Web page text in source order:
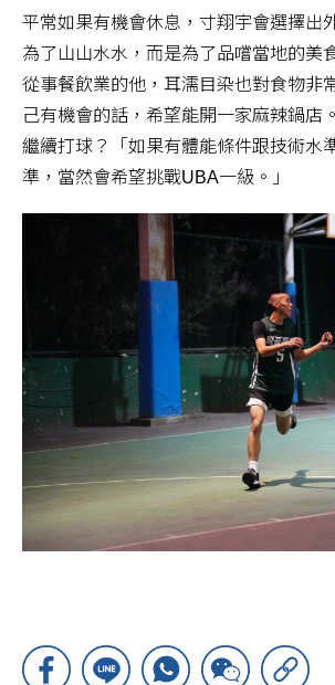
平常如果有機會休息，寸翔宇會選擇出
為了山山水水，而是為了品嚐當地的美
從事餐飲業的他，耳濡目染也對食物非
己有機會的話，希望能開一家麻辣鍋店
繼續打球？「如果有體能條件跟技術水
準，當然會希望挑戰UBA一級。」